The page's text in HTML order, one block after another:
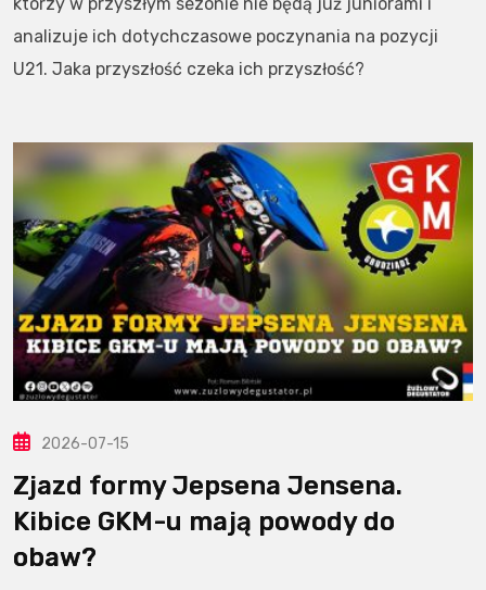
analizuje ich dotychczasowe poczynania na pozycji
U21. Jaka przyszłość czeka ich przyszłość?
2026-07-15
Zjazd formy Jepsena Jensena.
Kibice GKM-u mają powody do
obaw?